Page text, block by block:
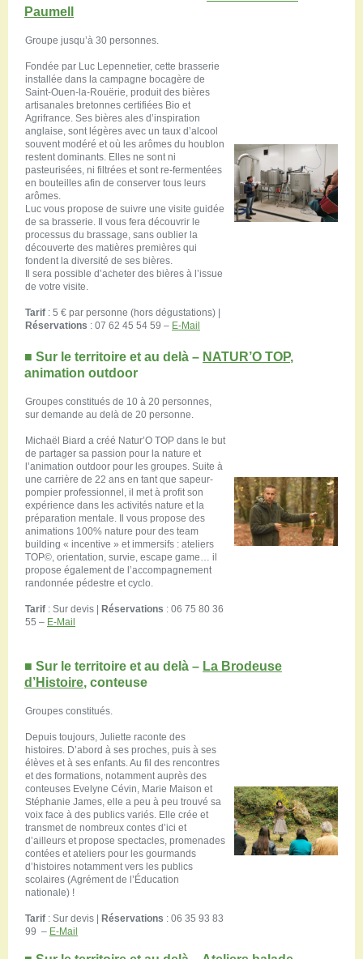
Paumell
Groupe jusqu’à 30 personnes.
Fondée par Luc Lepennetier, cette brasserie
installée dans la campagne bocagère de
Saint-Ouen-la-Rouërie, produit des bières
artisanales bretonnes certifiées Bio et
Agrifrance. Ses bières ales d’inspiration
anglaise, sont légères avec un taux d’alcool
souvent modéré et où les arômes du houblon
restent dominants. Elles ne sont ni
pasteurisées, ni filtrées et sont re-fermentées
en bouteilles afin de conserver tous leurs
arômes.
Luc vous propose de suivre une visite guidée
de sa brasserie. Il vous fera découvrir le
processus du brassage, sans oublier la
découverte des matières premières qui
fondent la diversité de ses bières.
Il sera possible d’acheter des bières à l’issue
de votre visite.
Tarif : 5 € par personne (hors dégustations) |
Réservations : 07 62 45 54 59 – E-Mail
■ Sur le territoire et au delà – NATUR’O TOP,
animation outdoor
Groupes constitués de 10 à 20 personnes,
sur demande au delà de 20 personne.
Michaël Biard a créé Natur’O TOP dans le but
de partager sa passion pour la nature et
l’animation outdoor pour les groupes. Suite à
une carrière de 22 ans en tant que sapeur-
pompier professionnel, il met à profit son
expérience dans les activités nature et la
préparation mentale. Il vous propose des
animations 100% nature pour des team
building « incentive » et immersifs : ateliers
TOP©, orientation, survie, escape game… il
propose également de l’accompagnement
randonnée pédestre et cyclo.
Tarif : Sur devis | Réservations : 06 75 80 36
55‬ – E-Mail
■ Sur le territoire et au delà – La Brodeuse
d’Histoire, conteuse
Groupes constitués.
Depuis toujours, Juliette raconte des
histoires. D’abord à ses proches, puis à ses
élèves et à ses enfants. Au fil des rencontres
et des formations, notamment auprès des
conteuses Evelyne Cévin, Marie Maison et
Stéphanie James, elle a peu à peu trouvé sa
voix face à des publics variés. Elle crée et
transmet de nombreux contes d’ici et
d’ailleurs et propose spectacles, promenades
contées et ateliers pour les gourmands
d’histoires notamment vers les publics
scolaires (Agrément de l’Éducation
nationale) !
Tarif : Sur devis | Réservations : 06 35 93 83
99 ‬ – E-Mail